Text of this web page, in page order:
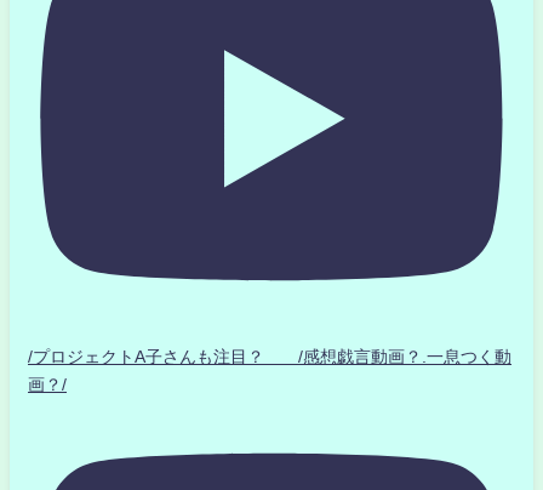
/プロジェクトA子さんも注目？ /感想戯言動画？.一息つく動
画？/